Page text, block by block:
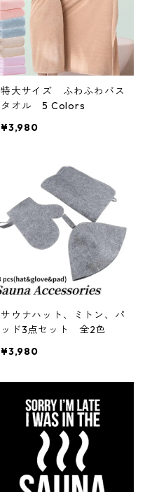
特大サイズ ふわふわバス
タオル 5 Colors
¥3,980
サウナハット、ミトン、パ
ッド3点セット 全2色
¥3,980